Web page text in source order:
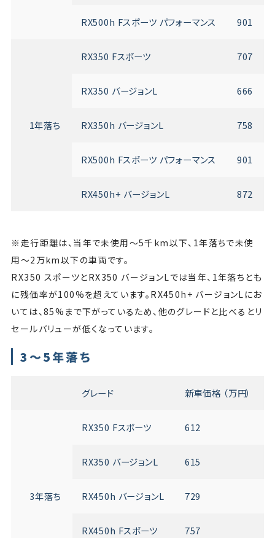
RX500h Fスポーツ パフォーマンス 901
1年落ち
RX350 Fスポーツ 707
RX350 バージョンL 666
RX350h バージョンL 758
RX500h Fスポーツ パフォーマンス 901
RX450h+ バージョンL 872
※走行距離は、当年で未使用〜5千km以下、1年落ちで未使
用〜2万km以下の車両です。
RX350 スポーツとRX350 バージョンLでは当年、1年落ちとも
に残価率が100%を超えています。RX450h+ バージョンLにお
いては、85%まで下がっているため、他のグレードと比べるとリ
セールバリューが低くなっています。
3～5年落ち
グレード 新車価格 （万円）
3年落ち
RX350 Fスポーツ 612
RX350 バージョンL 615
RX450h バージョンL 729
RX450h Fスポーツ 757